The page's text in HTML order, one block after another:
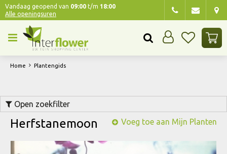
n
Home Plantengids
Vandaag geopend van 09:00 t/m 18:00
Alle openingsuren
Open zoekfilter
Herfstanemoon Voeg toe aan Mijn Planten